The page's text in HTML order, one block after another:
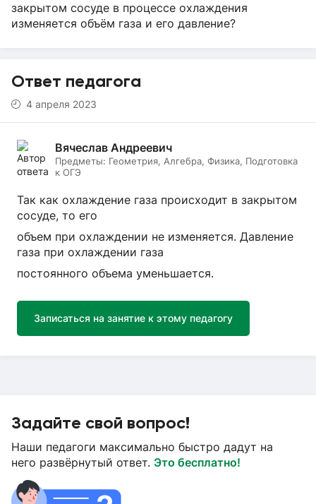
закрытом сосуде в процессе охлаждения
изменяется объём газа и его давление?
Ответ педагога
4 апреля 2023
Вячеслав Андреевич
Предметы: Геометрия, Алгебра, Физика, Подготовка
к ОГЭ
Так как охлаждение газа происходит в закрытом
сосуде, то его
объем при охлаждении не изменяется. Давление
газа при охлаждении газа
постоянного объема уменьшается.
Записаться на занятие к этому педагогу
Задайте свой вопрос!
Наши педагоги максимально быстро дадут на
него развёрнутый ответ. Это бесплатно!